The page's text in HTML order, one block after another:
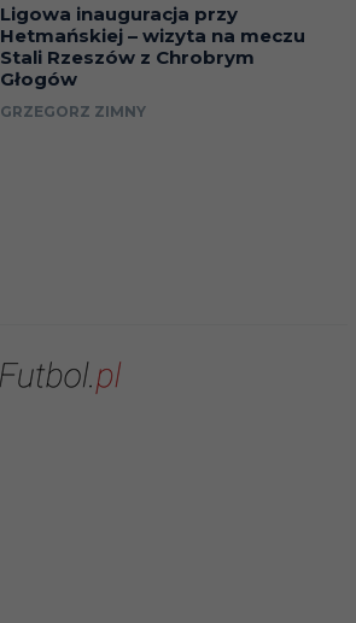
Ligowa inauguracja przy
Hetmańskiej – wizyta na meczu
Stali Rzeszów z Chrobrym
Głogów
GRZEGORZ ZIMNY